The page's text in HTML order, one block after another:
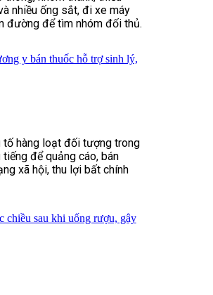
nhiều ống sắt, đi xe máy
đường để tìm nhóm đối thủ.
y bán thuốc hỗ trợ sinh lý,
tố hàng loạt đối tượng trong
để quảng cáo, bán
xã hội, thu lợi bất chính
chiều sau khi uống rượu, gây